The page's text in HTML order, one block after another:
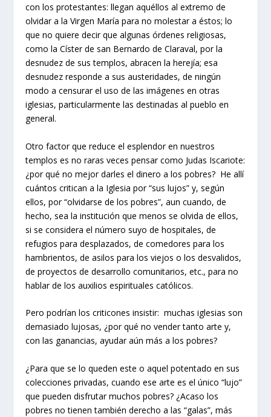
con los protestantes: llegan aquéllos al extremo de
olvidar a la Virgen María para no molestar a éstos; lo
que no quiere decir que algunas órdenes religiosas,
como la Císter de san Bernardo de Claraval, por la
desnudez de sus templos, abracen la herejía; esa
desnudez responde a sus austeridades, de ningún
modo a censurar el uso de las imágenes en otras
iglesias, particularmente las destinadas al pueblo en
general.
Otro factor que reduce el esplendor en nuestros
templos es no raras veces pensar como Judas Iscariote:
¿por qué no mejor darles el dinero a los pobres? He allí
cuántos critican a la Iglesia por “sus lujos” y, según
ellos, por “olvidarse de los pobres”, aun cuando, de
hecho, sea la institución que menos se olvida de ellos,
si se considera el número suyo de hospitales, de
refugios para desplazados, de comedores para los
hambrientos, de asilos para los viejos o los desvalidos,
de proyectos de desarrollo comunitarios, etc., para no
hablar de los auxilios espirituales católicos.
Pero podrían los criticones insistir: muchas iglesias son
demasiado lujosas, ¿por qué no vender tanto arte y,
con las ganancias, ayudar aún más a los pobres?
¿Para que se lo queden este o aquel potentado en sus
colecciones privadas, cuando ese arte es el único “lujo”
que pueden disfrutar muchos pobres? ¿Acaso los
pobres no tienen también derecho a las “galas”, más